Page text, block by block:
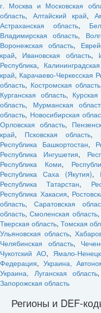
г. Москва и Московская
область, Алтайский край,
Астраханская область,
Владимирская область,
Воронежская область,
край, Ивановская область,
Республика,
край, Карачаево-Черкесская
область, Костромская область
Курганская область,
область, Мурманская
область, Новосибирская
Орловская область,
край, Псковская область,
Республика Башкортостан,
Республика Ингушетия,
Республика Коми,
Республика Саха (Якутия),
Республика Татарстан,
Республика Хакасия,
область, Саратовская
область,Смоленская область
Тверская область,Томская
Ульяновская область,
Челябинская область,
Чукотский АО, Ямало-
Федерация, Украина,
Украина, Луганская область
Запорожская область
Регионы и DEF-